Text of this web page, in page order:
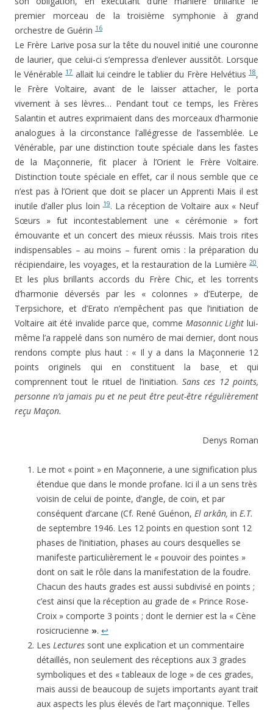
premier morceau de la troisième symphonie à grand
orchestre de Guérin 16
Le Frère Larive posa sur la tête du nouvel initié une couronne
de laurier, que celui-ci s’empressa d’enlever aussitôt. Lorsque
le Vénérable17allait lui ceindre le tablier du Frère Helvé­tius18,
le Frère Voltaire, avant de le laisser attacher, le porta
vivement à ses lèvres… Pendant tout ce temps, les Frères
Salantin et autres exprimaient dans des morceaux d’harmonie
analogues à la circonstance l’allégresse de l’as­semblée. Le
Vénérable, par une distinction toute spéciale dans les fastes
de la Maçonnerie, fit placer à l’Orient le Frère Voltaire.
Distinction toute spéciale en effet, car il nous semble que ce
n’est pas à l’Orient que doit se placer un Apprenti Mais il est
inutile d’aller plus loin19. La récep­tion de Voltaire aux « Neuf
Sœurs » fut incontestablement une « cérémonie » fort
émouvante et un concert des mieux réussis. Mais trois rites
indispensables – au moins – furent omis : la préparation du
récipiendaire, les voyages, et la restauration de la Lumière 20.
Et les plus brillants accords du Frère Chic, et les torrents
d’harmonie déversés par les « colonnes » d’Euterpe, de
Terpsichore, et d’Erato n’empêchent pas que l’initiation de
Voltaire ait été invalide parce que, comme Masonnic Light lui-
même l’a rappelé dans son numéro de mai dernier, dont nous
rendons compte plus haut : « Il y a dans la Maçonnerie 12
points originels qui en constituent la base, et qui
comprennent tout le rituel de l’initiation. Sans ces 12 points,
personne n’a jamais pu et ne peut être peut-être régulièrement
reçu Maçon.
Denys Roman
Le mot « point » en Maçonnerie, a une signification plus
étendue que dans le monde profane. Ici il a un sens très
voisin de celui de pointe, d’angle, de coin, et par
conséquent d’arcane (Cf. René Guénon, El arkân, in E.T.
de septembre 1946. Les 12 points en question sont 12
phases de l’initiation, phases au cours desquelles se
manifeste particulièrement le « pouvoir des pointes »
dont on sait le rôle dans la manifestation de la foudre.
Chacun des hauts grades est aussi subdivisé en points ;
c’est ainsi que la réception au grade de « Prince Rose-
Croix » comporte 3 points ; dont le dernier est la « Cène
rosicrucienne ». ↩
Les Lectures sont une explication et un commentaire
détaillés, non seulement des réceptions aux 3 grades
symboliques et des « tableaux de loge » de ces grades,
mais aussi de beaucoup de sujets importants ayant trait
aux aspects les plus élevés de l’art maçonnique. Telles